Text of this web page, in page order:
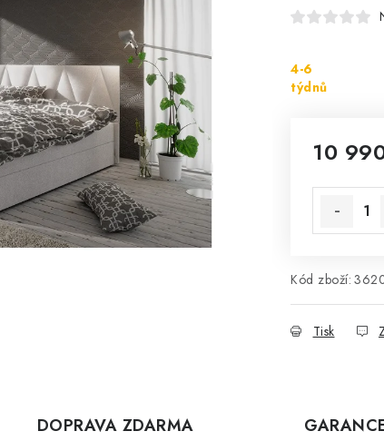
4-6
týdnů
10
Kód zboží:
Tisk
DOPRAVA ZDARMA